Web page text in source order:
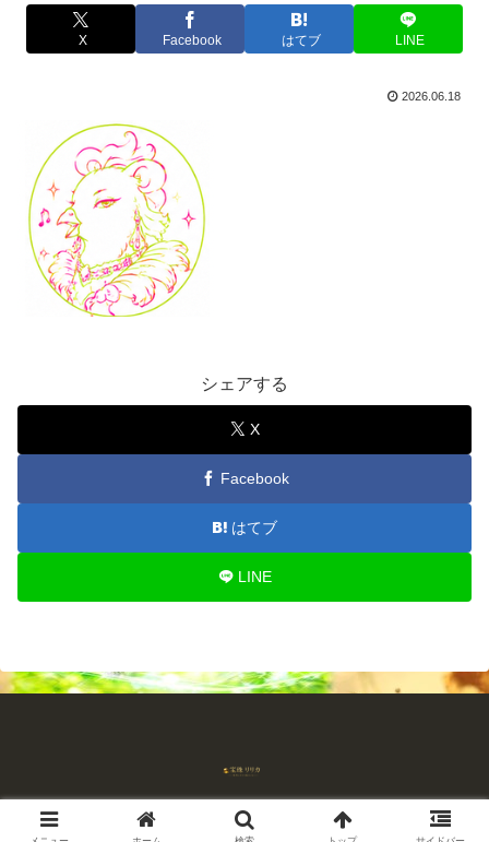
X Facebook はてブ LINE
2026.06.18
シェアする
X
Facebook
はてブ
LINE
© 2018-2026 占師宝珠リリカ 流れを読む占い.